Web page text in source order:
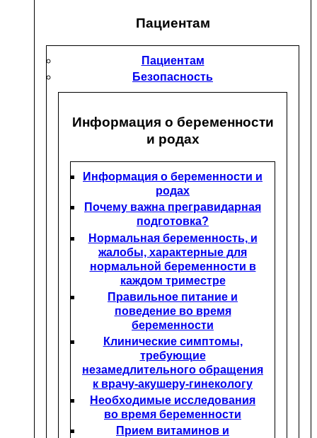
Пациентам
Пациентам
Безопасность
Информация о беременности
и родах
Информация о беременности и
родах
Почему важна прегравидарная
подготовка?
Нормальная беременность, и
жалобы, характерные для
нормальной беременности в
каждом триместре
Правильное питание и
поведение во время
беременности
Клинические симптомы,
требующие
незамедлительного обращения
к врачу-акушеру-гинекологу
Необходимые исследования
во время беременности
Прием витаминов и